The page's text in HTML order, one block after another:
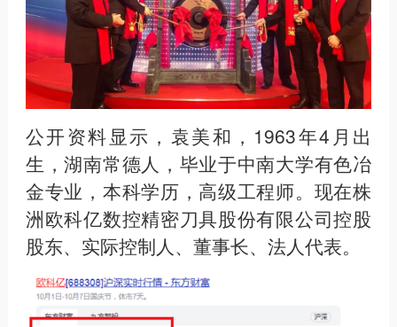
公开资料显示，袁美和，1963年4月出
生，湖南常德人，毕业于中南大学有色冶
金专业，本科学历，高级工程师。现在株
洲欧科亿数控精密刀具股份有限公司控股
股东、实际控制人、董事长、法人代表。